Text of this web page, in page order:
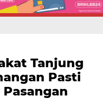
Tanjung
Pasti